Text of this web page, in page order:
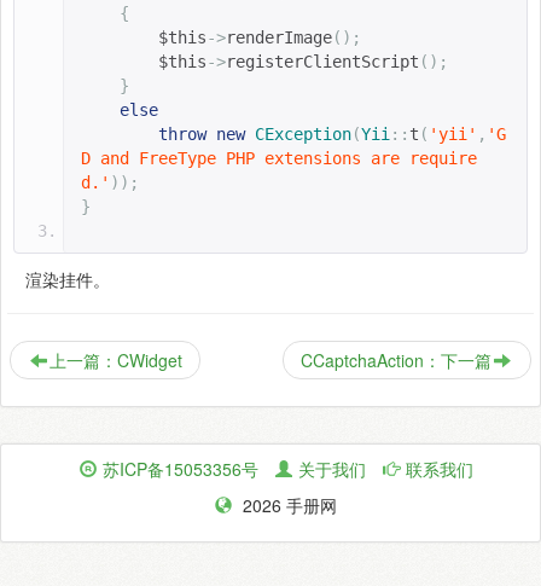
{
$this->renderImage();
$this->registerClientScript ();
}
else
throw new CException(Yii :: t ( 'yii' , 'G
D and FreeType PHP extensions are require
d.' ));
}
渲染挂件。
上一篇：CWidget CCaptchaAction：下一篇
苏ICP备15053356号 关于我们
联系我们
2026 手册网